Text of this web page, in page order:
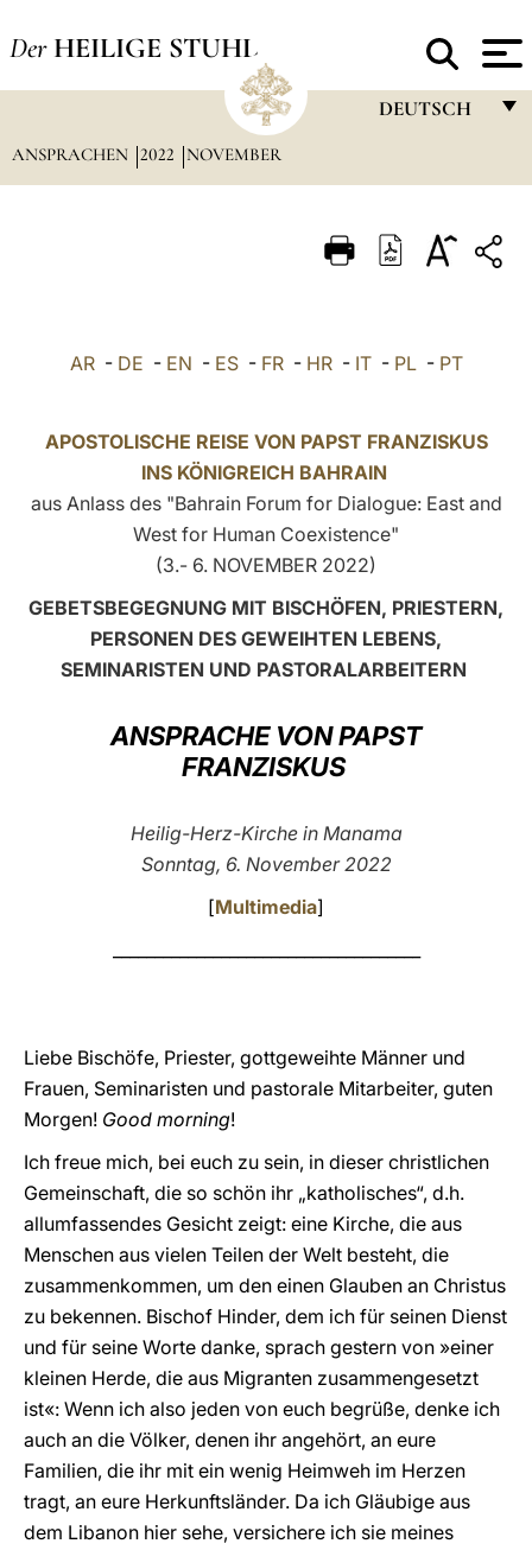
Der HEILIGE STUHL
DEUTSCH
ITALIANO
POLSKI
العربيّة
中文
ANSPRACHEN 2022 NOVEMBER
AR- DE - EN - ES- FR- HR- IT- PL- PT
APOSTOLISCHE REISE VON PAPST FRANZISKUS
INS KÖNIGREICH BAHRAIN
aus Anlass des "Bahrain Forum for Dialogue: East and
West for Human Coexistence"
(3.- 6. NOVEMBER 2022)
GEBETSBEGEGNUNG MIT BISCHÖFEN, PRIESTERN,
PERSONEN DES GEWEIHTEN LEBENS,
SEMINARISTEN UND PASTORALARBEITERN
ANSPRACHE VON PAPST
FRANZISKUS
Heilig-Herz-Kirche in Manama
Sonntag, 6. November 2022
[Multimedia]
Liebe Bischöfe, Priester, gottgeweihte Männer und
Frauen, Seminaristen und pastorale Mitarbeiter, guten
Morgen! Good morning!
Ich freue mich, bei euch zu sein, in dieser christlichen
Gemeinschaft, die so schön ihr „katholisches“, d.h.
allumfassendes Gesicht zeigt: eine Kirche, die aus
Menschen aus vielen Teilen der Welt besteht, die
zusammenkommen, um den einen Glauben an Christus
zu bekennen. Bischof Hinder, dem ich für seinen Dienst
und für seine Worte danke, sprach gestern von »einer
kleinen Herde, die aus Migranten zusammengesetzt
ist«: Wenn ich also jeden von euch begrüße, denke ich
auch an die Völker, denen ihr angehört, an eure
Familien, die ihr mit ein wenig Heimweh im Herzen
tragt, an eure Herkunftsländer. Da ich Gläubige aus
dem Libanon hier sehe, versichere ich sie meines